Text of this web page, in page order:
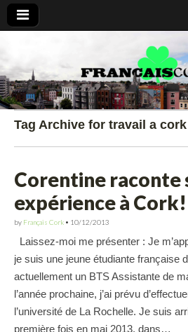
Francais Cork
Tag Archive for travail a cork
Corentine raconte
expérience à Cork!
by Français Cork • 10/12/2013
Laissez-moi me présenter : Je
je suis une jeune étudiante française
actuellement un BTS Assistante de
l’année prochaine, j’ai prévu
l’université de La Rochelle. Je suis
première fois en mai 2013, dans…